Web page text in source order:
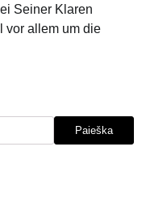
Seiner Klaren
vor allem um die
Paieška